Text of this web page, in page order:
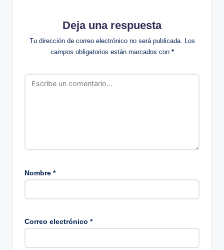
Deja una respuesta
Tu dirección de correo electrónico no será publicada.
Los
campos obligatorios están marcados con *
Nombre *
Correo electrónico *